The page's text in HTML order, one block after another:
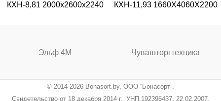
КХН-8,81 2000х2600х2240
КХН-11,93 1660Х4060Х2200
Эльф 4М Чувашторгтехника
© 2014-2026 Bonasort.by, ООО “Бонасорт”,
Свидетельство от 18 декабря 2014 г., УНП 192396437, 22.02.2007,